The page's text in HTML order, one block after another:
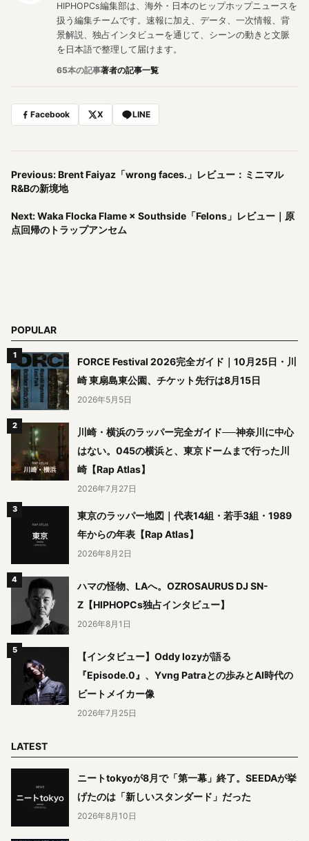
HIPHOPCs編集部は、海外・日本のヒップホップニュースを
扱う編集チームです。速報に加え、データ、一次情報、背
景解説、独占インタビューを通じて、シーンの動きと文脈
を日本語で整理して届けます。
65本の記事著者の記事一覧
Facebook X LINE
Previous: Brent Faiyaz「wrong faces.」レビュー：ミニマル
R&Bの新境地
Next: Waka Flocka Flame × Southside「Felons」レビュー｜原
点回帰のトラップアンセム
POPULAR
FORCE Festival 2026完全ガイド｜10月25日・川
崎 東扇島東公園、チケット先行は8月15日
2026年5月5日
川崎・横浜のラッパー完全ガイド──神奈川に中心
はない。045の横浜と、東京ドームまで行った川
崎【Rap Atlas】
2026年7月27日
東京のラッパー地図｜代表14組・若手3組・1989
年からの年表【Rap Atlas】
2026年8月2日
ハマの怪物、LAへ。OZROSAURUS DJ SN-
Z【HIPHOPCs独占インタビュー】
2026年8月1日
【インタビュー】Oddy lozyが語る
『Episode.0』、Yvng Patraとの歩みとAI時代の
ビートメイカー像
2026年7月25日
LATEST
ニートtokyoが8月で「第一幕」終了。SEEDAが挙
げたのは「新しいスタンダード」だった
2026年8月10日